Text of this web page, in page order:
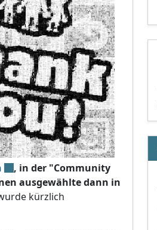
, in der "Community
ausgewählte dann in
kürzlich